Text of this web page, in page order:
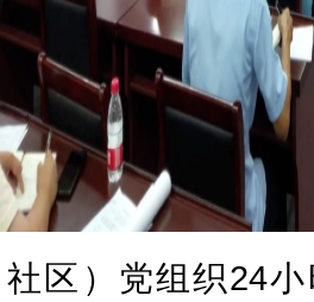
区）党组织24